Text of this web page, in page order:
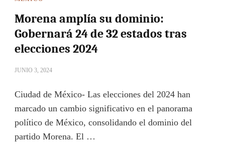
Morena amplía su dominio:
Gobernará 24 de 32 estados tras
elecciones 2024
JUNIO 3, 2024
Ciudad de México- Las elecciones del 2024 han
marcado un cambio significativo en el panorama
político de México, consolidando el dominio del
partido Morena. El …